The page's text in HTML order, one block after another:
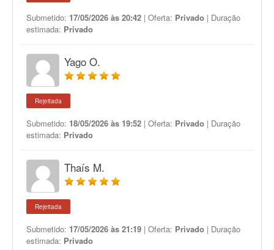
Submetido: 17/05/2026 às 20:42 | Oferta: Privado | Duração
estimada: Privado
Yago O.
Rejeitada
Submetido: 18/05/2026 às 19:52 | Oferta: Privado | Duração
estimada: Privado
Thaís M.
Rejeitada
Submetido: 17/05/2026 às 21:19 | Oferta: Privado | Duração
estimada: Privado